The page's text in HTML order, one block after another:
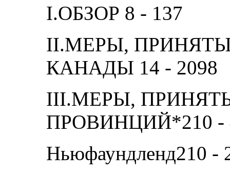
I.ОБЗОР 8 - 137
II.МЕРЫ,
КАНАДЫ 14 - 2098
III.МЕРЫ,
ПРОВИНЦИЙ*210 -
Ньюфаундленд210 -